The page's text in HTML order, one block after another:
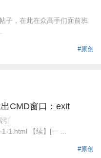
子，在此在众高手们面前班
#原创
CMD窗口：exit
1.html 【续】[一 ...
#原创